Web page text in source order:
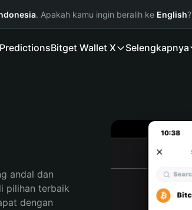
. Apakah kamu ingin beralih ke English?
PredictionsBitget Wallet X Selengkapnya
andal dan
pilihan terbaik
dengan